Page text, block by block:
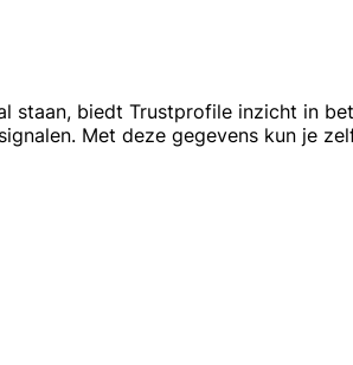
staan, biedt Trustprofile inzicht in
Met deze gegevens kun je